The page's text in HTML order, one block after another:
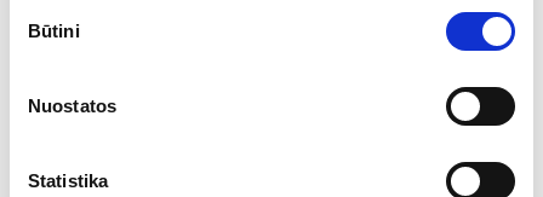
pasirinkimas
Būtini
Nuostatos
Statistika